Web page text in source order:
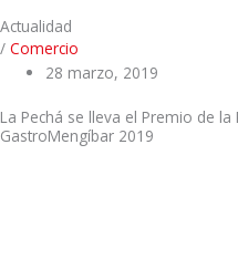
Actualidad
/ Comercio
28 marzo, 2019
La Pechá se lleva el Premio de
GastroMengíbar 2019